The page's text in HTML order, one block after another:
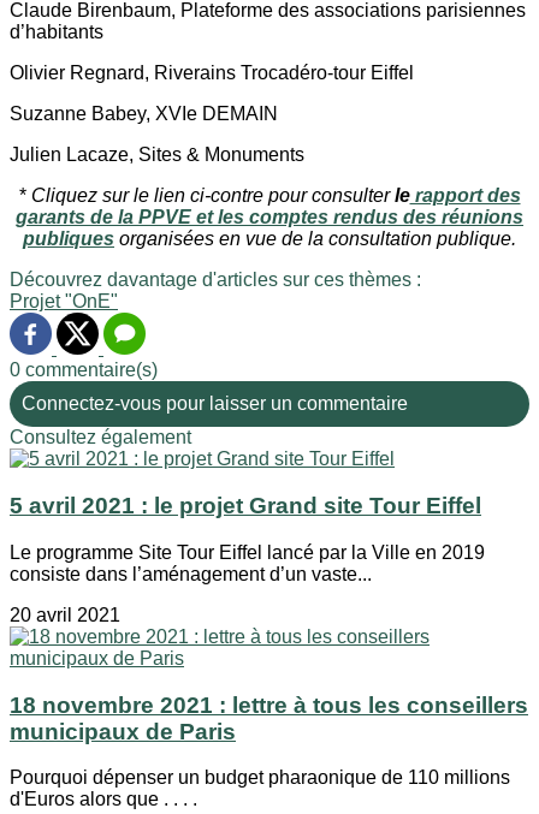
Claude Birenbaum, Plateforme des associations parisiennes
d’habitants
Olivier Regnard, Riverains Trocadéro-tour Eiffel
Suzanne Babey, XVIe DEMAIN
Julien Lacaze, Sites & Monuments
* Cliquez sur le lien ci-contre pour consulterlerapport des
garants de la PPVE et les comptes rendus des réunions
publiques organisées en vue de la consultation publique.
Découvrez davantage d'articles sur ces thèmes :
Projet "OnE"
0 commentaire(s)
Connectez-vous pour laisser un commentaire
Consultez également
5 avril 2021 : le projet Grand site Tour Eiffel
Le programme Site Tour Eiffel lancé par la Ville en 2019
consiste dans l’aménagement d’un vaste...
20 avril 2021
18 novembre 2021 : lettre à tous les conseillers
municipaux de Paris
Pourquoi dépenser un budget pharaonique de 110 millions
d'Euros alors que . . . .